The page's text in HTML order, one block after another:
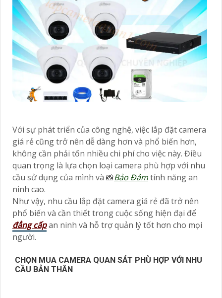
Với sự phát triển của công nghệ, việc lắp đặt camera
giá rẻ cũng trở nên dễ dàng hơn và phổ biến hơn,
không cần phải tốn nhiều chi phí cho việc này. Điều
quan trọng là lựa chọn loại camera phù hợp với nhu
cầu sử dụng của mình và 📸Bảo Đảmtính năng an
ninh cao.
Như vậy, nhu cầu lắp đặt camera giá rẻ đã trở nên
phổ biến và cần thiết trong cuộc sống hiện đại để
đẳng cấpan ninh và hỗ trợ quản lý tốt hơn cho mọi
người.
CHỌN MUA CAMERA QUAN SÁT PHÙ HỢP VỚI NHU
CẦU BẢN THÂN